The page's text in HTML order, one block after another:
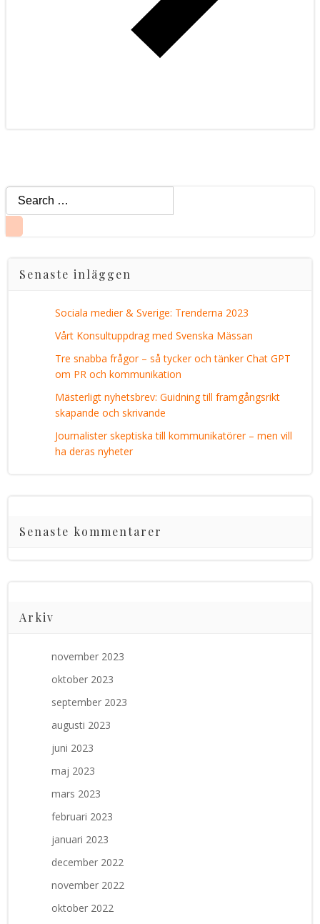
Search
for:
Senaste inläggen
Sociala medier & Sverige: Trenderna 2023
Vårt Konsultuppdrag med Svenska Mässan
Tre snabba frågor – så tycker och tänker Chat GPT
om PR och kommunikation
Mästerligt nyhetsbrev: Guidning till framgångsrikt
skapande och skrivande
Journalister skeptiska till kommunikatörer – men vill
ha deras nyheter
Senaste kommentarer
Arkiv
november 2023
oktober 2023
september 2023
augusti 2023
juni 2023
maj 2023
mars 2023
februari 2023
januari 2023
december 2022
november 2022
oktober 2022